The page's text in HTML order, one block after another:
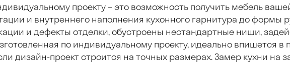
проекту – это возможность получить мебель
и внутреннего наполнения кухонного гарнитура до формы
и дефекты отделки, обустроены нестандартные ниши,
по индивидуальному проекту, идеально впишется в
дизайн-проект строится на точных размерах. Замер кухни на